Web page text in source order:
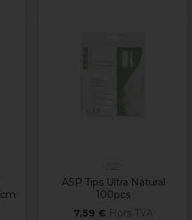
ASP Tips Ultra Natural
100pcs
7,59 € Hors TVA